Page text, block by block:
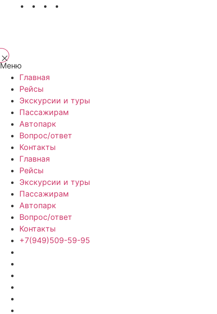
Меню
Главная
Рейсы
Экскурсии и туры
Пассажирам
Автопарк
Вопрос/ответ
Контакты
Главная
Рейсы
Экскурсии и туры
Пассажирам
Автопарк
Вопрос/ответ
Контакты
+7(949)509-59-95